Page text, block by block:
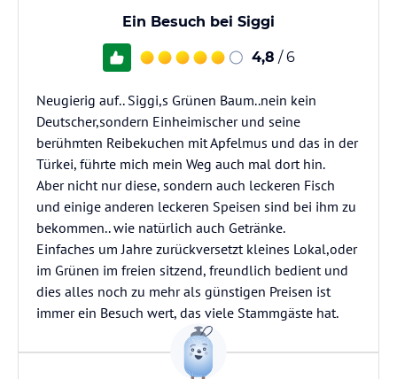
Ein Besuch bei Siggi
4,8 / 6
Neugierig auf.. Siggi,s Grünen Baum..nein kein
Deutscher,sondern Einheimischer und seine
berühmten Reibekuchen mit Apfelmus und das in der
Türkei, führte mich mein Weg auch mal dort hin.
Aber nicht nur diese, sondern auch leckeren Fisch
und einige anderen leckeren Speisen sind bei ihm zu
bekommen.. wie natürlich auch Getränke.
Einfaches um Jahre zurückversetzt kleines Lokal,oder
im Grünen im freien sitzend, freundlich bedient und
dies alles noch zu mehr als günstigen Preisen ist
immer ein Besuch wert, das viele Stammgäste hat.